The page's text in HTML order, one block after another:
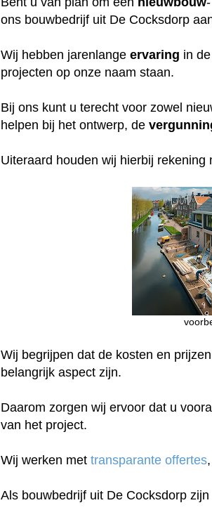
ons bouwbedrijf uit De Cocksdorp
Wij hebben jarenlangeervaring in de
projecten op onze naam staan.
Bij ons kunt u terecht voor zowel
helpen bij het ontwerp, de
Uiteraard houden wij hierbij
Wij begrijpen dat de kosten en
belangrijk aspect zijn.
Daarom zorgen wij ervoor dat u
van het project.
Wij werken mettransparante offertes
Als bouwbedrijf uit De Cocksdorp